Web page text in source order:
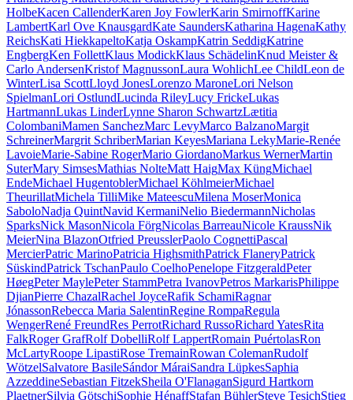
HolbeKacen CallenderKaren Joy FowlerKarin SmirnoffKarine
LambertKarl Ove KnausgardKate SaundersKatharina HagenaKathy
ReichsKati HiekkapeltoKatja OskampKatrin SeddigKatrine
EngbergKen FollettKlaus ModickKlaus SchädelinKnud Meister &
Carlo AndersenKristof MagnussonLaura WohlichLee ChildLeon de
WinterLisa ScottLloyd JonesLorenzo MaroneLori Nelson
SpielmanLori OstlundLucinda RileyLucy FrickeLukas
HartmannLukas LinderLynne Sharon SchwartzLætitia
ColombaniMamen SanchezMarc LevyMarco BalzanoMargit
SchreinerMargrit SchriberMarian KeyesMariana LekyMarie-Renée
LavoieMarie-Sabine RogerMario GiordanoMarkus WernerMartin
SuterMary SimsesMathias NolteMatt HaigMax KüngMichael
EndeMichael HugentoblerMichael KöhlmeierMichael
TheurillatMichela TilliMike MateescuMilena MoserMonica
SaboloNadja QuintNavid KermaniNelio BiedermannNicholas
SparksNick MasonNicola FörgNicolas BarreauNicole KraussNik
MeierNina BlazonOtfried PreusslerPaolo CognettiPascal
MercierPatric MarinoPatricia HighsmithPatrick FlaneryPatrick
SüskindPatrick TschanPaulo CoelhoPenelope FitzgeraldPeter
HøegPeter MaylePeter StammPetra IvanovPetros MarkarisPhilippe
DjianPierre ChazalRachel JoyceRafik SchamiRagnar
JónassonRebecca Maria SalentinRegine RompaRegula
WengerRené FreundRes PerrotRichard RussoRichard YatesRita
FalkRoger GrafRolf DobelliRolf LappertRomain PuértolasRon
McLartyRoope LipastiRose TremainRowan ColemanRudolf
WötzelSalvatore BasileSándor MáraiSandra LüpkesSaphia
AzzeddineSebastian FitzekSheila O'FlanaganSigurd Hartkorn
PlaetnerSilvia GötschiSophie HénaffStafan BühlerSteve TesichStieg